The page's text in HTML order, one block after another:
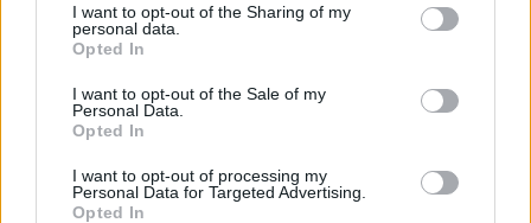
I want to opt-out of the Sharing of my
personal data.
Opted In
I want to opt-out of the Sale of my
Personal Data.
Opted In
I want to opt-out of processing my
Personal Data for Targeted Advertising.
Opted In
Rožmitálsko